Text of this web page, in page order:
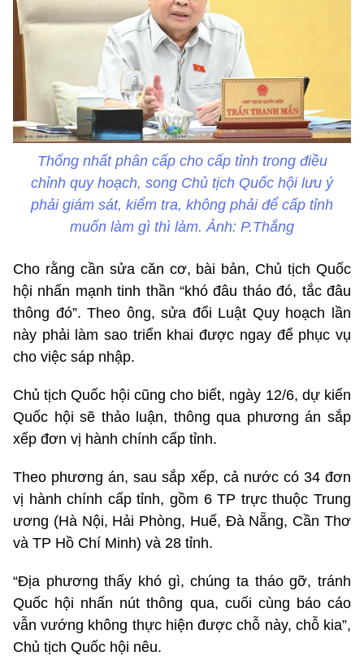
Thống nhất phân cấp cho cấp tỉnh trong điều
chỉnh quy hoạch, song Chủ tịch Quốc hội lưu ý
phải giám sát, kiểm tra, không phải để cấp tỉnh
muốn làm gì thì làm. Ảnh: P.Thắng
Cho rằng cần sửa căn cơ, bài bản, Chủ tịch Quốc
hội nhấn mạnh tinh thần “khó đâu tháo đó, tắc đâu
thông đó”. Theo ông, sửa đổi Luật Quy hoạch lần
này phải làm sao triển khai được ngay để phục vụ
cho việc sáp nhập.
Chủ tịch Quốc hội cũng cho biết, ngày 12/6, dự kiến
Quốc hội sẽ thảo luận, thông qua phương án sắp
xếp đơn vị hành chính cấp tỉnh.
Theo phương án, sau sắp xếp, cả nước có 34 đơn
vị hành chính cấp tỉnh, gồm 6 TP trực thuộc Trung
ương (Hà Nội, Hải Phòng, Huế, Đà Nẵng, Cần Thơ
và TP Hồ Chí Minh) và 28 tỉnh.
“Địa phương thấy khó gì, chúng ta tháo gỡ, tránh
Quốc hội nhấn nút thông qua, cuối cùng báo cáo
vẫn vướng không thực hiện được chỗ này, chỗ kia”,
Chủ tịch Quốc hội nêu.